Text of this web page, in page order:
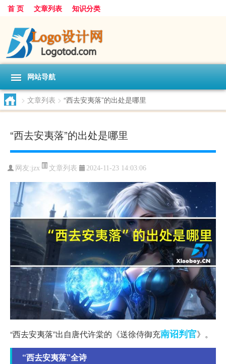
首 页 文章列表 知识分类
网站导航
> 文章列表 > “西去安夷落”的出处是哪里
“西去安夷落”的出处是哪里
网友:jzx 文章列表 2024-11-23 14:03:06
“西去安夷落”出自唐代许棠的《送徐侍御充南诏判官》。
“西去安夷落”全诗